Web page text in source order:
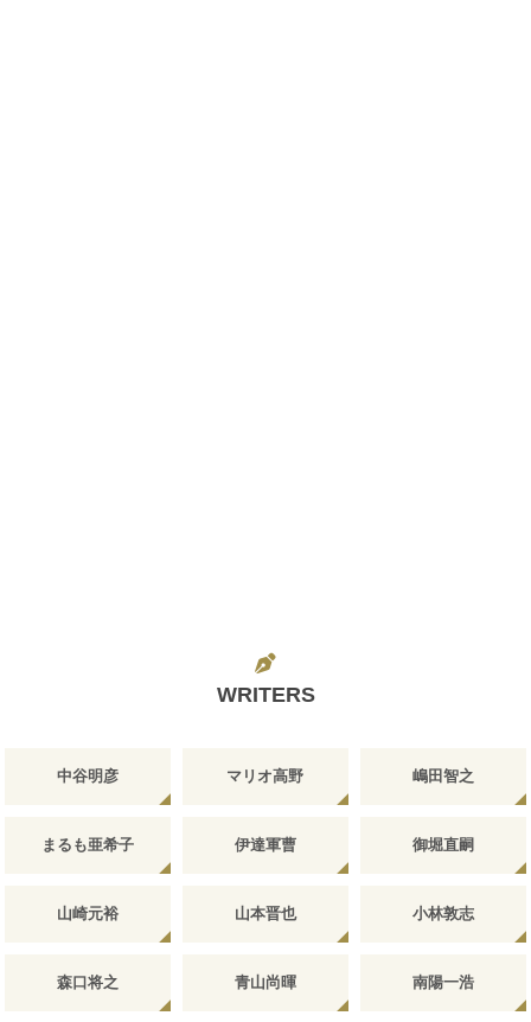
WRITERS
中谷明彦 マリオ高野 嶋田智之
まるも亜希子 伊達軍曹 御堀直嗣
山崎元裕 山本晋也 小林敦志
森口将之 青山尚暉 南陽一浩